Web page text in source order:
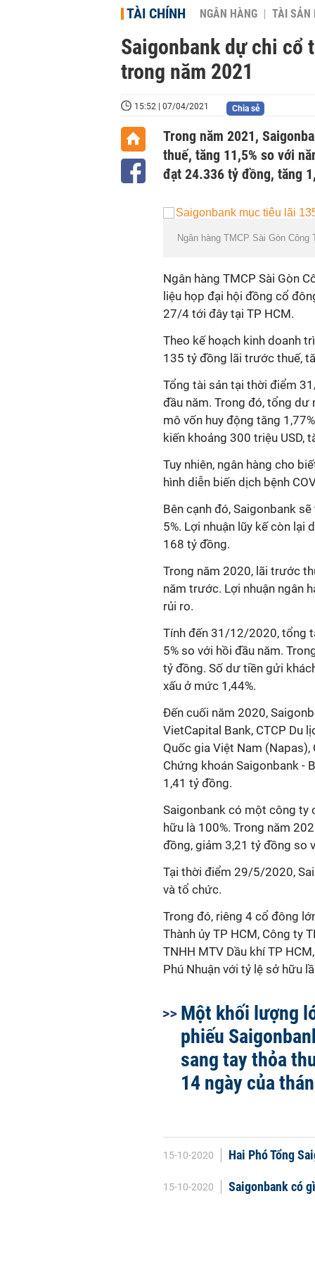
TÀI CHÍNH NGÂN HÀNG TÀI SẢN
Saigonbank dự chi cổ
trong năm 2021
15:52 | 07/04/2021 Chia sẻ
Trong năm 2021,
thuế, tăng 11,5% so với
đạt 24.336 tỷ đồng, tăng
Ngân hàng TMCP Sài Gòn Công
Ngân hàng TMCP Sài Gòn
liệu họp đại hội đồng cổ
27/4 tới đây tại TP HCM.
Theo kế hoạch kinh doanh
135 tỷ đồng lãi trước thuế,
Tổng tài sản tại thời điểm
đầu năm. Trong đó, tổng dư
mô vốn huy động tăng
kiến khoảng 300 triệu USD,
Tuy nhiên, ngân hàng cho
hình diễn biến dịch bệnh
Bên cạnh đó, Saigonbank
5%. Lợi nhuận lũy kế còn lại
168 tỷ đồng.
Trong năm 2020, lãi trước
năm trước. Lợi nhuận ngân
rủi ro.
Tính đến 31/12/2020, tổng
5% so với hồi đầu năm.
tỷ đồng. Số dư tiền gửi
xấu ở mức 1,44%.
Đến cuối năm 2020,
VietCapital Bank, CTCP Du
Quốc gia Việt Nam
Chứng khoán Saigonbank -
1,41 tỷ đồng.
Saigonbank có một công ty
hữu là 100%. Trong năm
đồng, giảm 3,21 tỷ đồng so
Tại thời điểm 29/5/2020,
và tổ chức.
Trong đó, riêng 4 cổ đông
Thành ủy TP HCM, Công ty
TNHH MTV Dầu khí TP
Phú Nhuận với tỷ lệ sở hữu
Một khối lượng
phiếu
sang tay thỏa
14 ngày của
15-10-2020 Hai Phó Tổng
15-10-2020 Saigonbank có